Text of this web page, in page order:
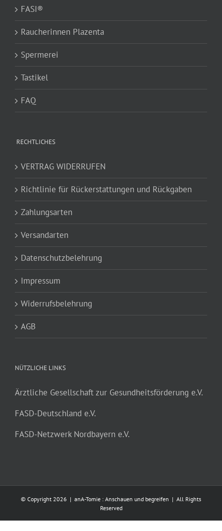
FASI®
Raucherinnen Plazenta
Spermerei
Tastikel
FAQ
RECHTLICHES
VERTRAG WIDERRUFEN
Richtlinie für Rückerstattungen und Rückgaben
Zahlungsarten
Versandarten
Datenschutzbelehrung
Impressum
Widerrufsbelehrung
AGB
NÜTZLICHE LINKS
Ärztliche Gesellschaft zur Gesundheitsförderung e.V.
FASD-Deutschland e.V.
FASD-Netzwerk Nordbayern e.V.
© Copyright 2026 | anA-Tomie : Anschauen und begreifen | All Rights
Reserved